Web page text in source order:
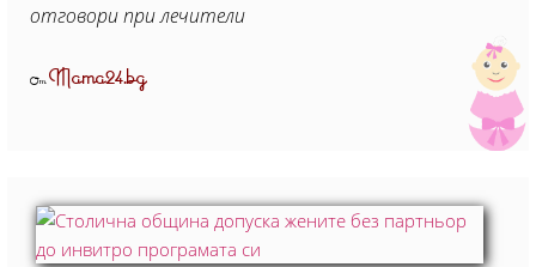
отговори при лечители
ОтMama24.bg